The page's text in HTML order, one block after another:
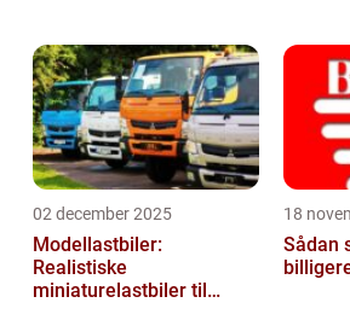
Sådan fin...
02 december 2025
Modellastbiler:
Realistiske
miniaturelastbiler til
18
Sådan